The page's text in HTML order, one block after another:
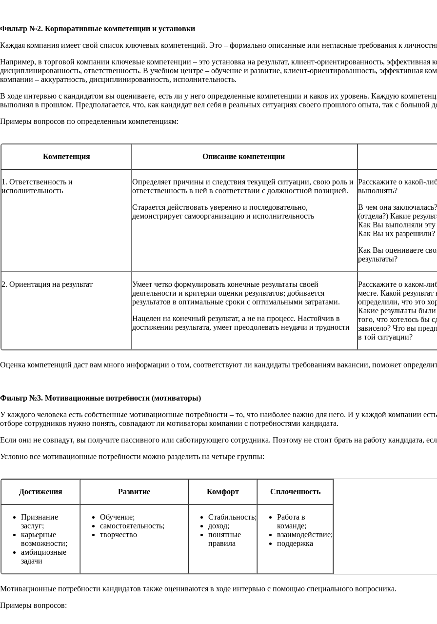
Фильтр №2. Корпоративные компетенции и установки
Каждая компания имеет свой список ключевых компетенций. Это – формально описанные или негласные требования к
Например, в торговой компании ключевые компетенции – это установка на результат, клиент-ориентированность, эффективная
дисциплинированность, ответственность. В учебном центре – обучение и развитие, клиент-ориентированность, эффективная
компании – аккуратность, дисциплинированность, исполнительность.
В ходе интервью с кандидатом вы оцениваете, есть ли у него определенные компетенции и каков их уровень. Каждую
выполнял в прошлом. Предполагается, что, как кандидат вел себя в реальных ситуациях своего прошлого опыта, так с большой
Примеры вопросов по определенным компетенциям:
Компетенция Описание компетенции
1. Ответственность и
исполнительность
Определяет причины и следствия текущей ситуации, свою роль и
ответственность в ней в соответствии с должностной позицией.
Старается действовать уверенно и последовательно,
демонстрирует самоорганизацию и исполнительность
Расскажите о какой-
выполнять?
В чем она
(отдела?) Какие
Как Вы выполняли эту
Как Вы их разрешили?
Как Вы оцениваете
результаты?
2. Ориентация на результат
Умеет четко формулировать конечные результаты своей
деятельности и критерии оценки результатов; добивается
результатов в оптимальные сроки с оптимальными затратами.
Нацелен на конечный результат, а не на процесс. Настойчив в
достижении результата, умеет преодолевать неудачи и трудности
Расскажите о каком-
месте. Какой
определили, что это
Какие результаты
того, что хотелось бы
зависело? Что вы
в той ситуации?
Оценка компетенций даст вам много информации о том, соответствуют ли кандидаты требованиям вакансии, поможет
Фильтр №3. Мотивационные потребности (мотиваторы)
У каждого человека есть собственные мотивационные потребности – то, что наиболее важно для него. И у каждой компании
отборе сотрудников нужно понять, совпадают ли мотиваторы компании с потребностями кандидата.
Если они не совпадут, вы получите пассивного или саботирующего сотрудника. Поэтому не стоит брать на работу кандидата,
Условно все мотивационные потребности можно разделить на четыре группы:
Достижения Развитие Комфорт Сплоченность
Признание
заслуг;
карьерные
возможности;
амбициозные
задачи
Обучение;
самостоятельность;
творчество
Стабильность;
доход;
понятные
правила
Работа в
команде;
взаимодействие;
поддержка
Мотивационные потребности кандидатов также оцениваются в ходе интервью с помощью специального вопросника.
Примеры вопросов: